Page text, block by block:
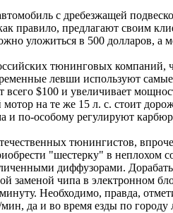
с дребезжащей
правило, предлагают своим
уложиться в 500 долларов, а
тюнинговых компаний,
левши используют
всего $100 и увеличивает
на те же 15 л. с. стоит
и по-особому регулируют
тюнингистов,
"шестерку" в
диффузорами.
заменой чипа в электронном
Необходимо, правда,
да и во время езды по